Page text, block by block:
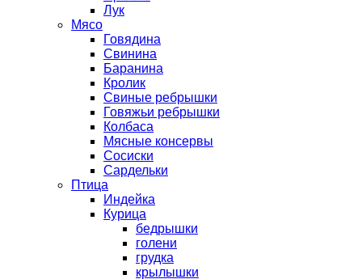
Лук
Мясо
Говядина
Свинина
Баранина
Кролик
Свиные ребрышки
Говяжьи ребрышки
Колбаса
Мясные консервы
Сосиски
Сардельки
Птица
Индейка
Курица
бедрышки
голени
грудка
крылышки